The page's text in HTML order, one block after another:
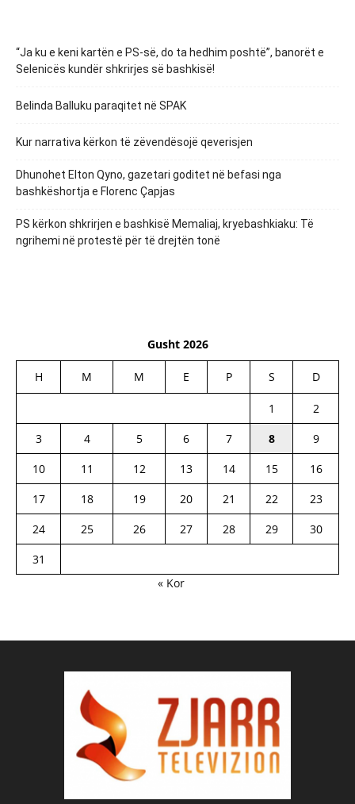
“Ja ku e keni kartën e PS-së, do ta hedhim poshtë”, banorët e
Selenicës kundër shkrirjes së bashkisë!
Belinda Balluku paraqitet në SPAK
Kur narrativa kërkon të zëvendësojë qeverisjen
Dhunohet Elton Qyno, gazetari goditet në befasi nga
bashkëshortja e Florenc Çapjas
PS kërkon shkrirjen e bashkisë Memaliaj, kryebashkiaku: Të
ngrihemi në protestë për të drejtën tonë
Gusht 2026
H M M E P S D
1
2
3
4 5 6 7 8
9
10
11 12 13 14 15
16
17
18 19 20 21 22
23
24
25 26 27 28 29
30
31
« Kor